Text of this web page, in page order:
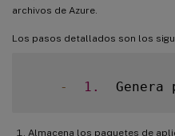
archivos de Azure.
Los pasos detallados son los
- 1.
Genera
Almacena los paquetes de